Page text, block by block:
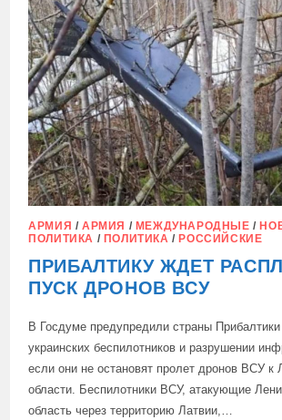
КРЕСТОВ
НА
ИЗОБРАЖЕНИЯХ
КУЛЬТОВЫХ
ЗДАНИЙ:
АРМИЯ /АРМИЯ / МЕЖДУНАРОДНЫЕ /
ПОЛИТИКА / ПОЛИТИКА /РОССИЙСКИЕ
ПРИБАЛТИКУ ЖДЕТ
ПУСК ДРОНОВ ВСУ
В Госдуме предупредили страны
украинских беспилотников и разрушении
если они не остановят пролет дронов ВСУ к
области. Беспилотники ВСУ, атакующие
область через территорию Латвии,…